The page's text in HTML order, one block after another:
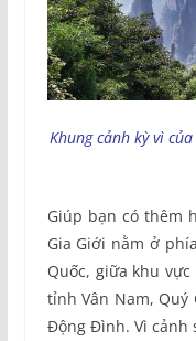
Khung cảnh kỳ vì
Giúp bạn có thêm
Gia Giới nằm ở
Quốc, giữa khu
tỉnh Vân Nam, Quý
Động Đình. Vì cảnh